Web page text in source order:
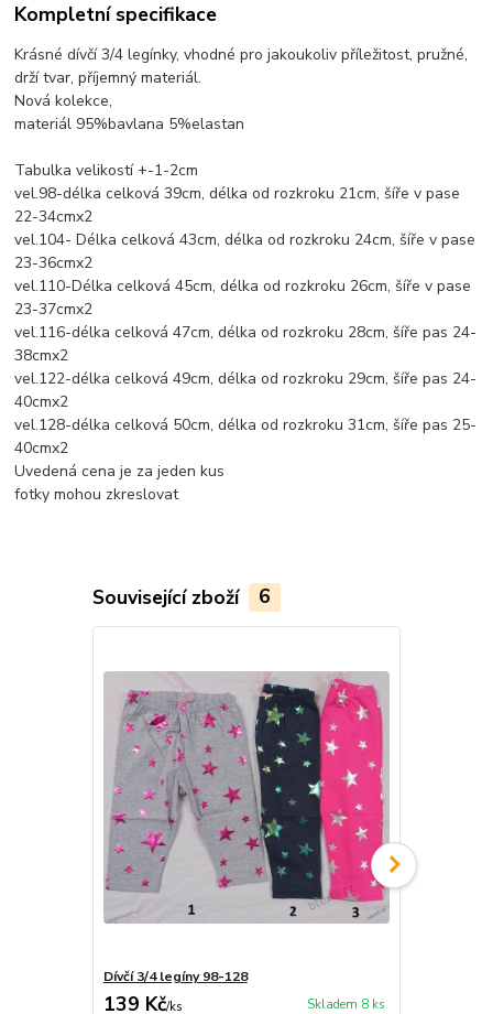
Kompletní specifikace
Krásné dívčí 3/4 legínky, vhodné pro jakoukoliv příležitost, pružné,
drží tvar, příjemný materiál.
Nová kolekce,
materiál 95%bavlana 5%elastan
Tabulka velikostí +-1-2cm
vel.98-délka celková 39cm, délka od rozkroku 21cm, šíře v pase
22-34cmx2
vel.104- Délka celková 43cm, délka od rozkroku 24cm, šíře v pase
23-36cmx2
vel.110-Délka celková 45cm, délka od rozkroku 26cm, šíře v pase
23-37cmx2
vel.116-délka celková 47cm, délka od rozkroku 28cm, šíře pas 24-
38cmx2
vel.122-délka celková 49cm, délka od rozkroku 29cm, šíře pas 24-
40cmx2
vel.128-délka celková 50cm, délka od rozkroku 31cm, šíře pas 25-
40cmx2
Uvedená cena je za jeden kus
fotky mohou zkreslovat
Související zboží 6
Dívčí 3/4 legíny 98-128
139 Kč/ks Skladem 8 ks